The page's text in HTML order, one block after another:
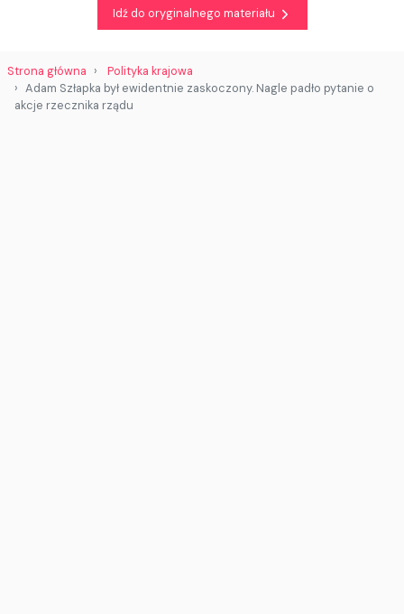
Idź do oryginalnego materiału
Strona główna
Polityka krajowa
Adam Szłapka był ewidentnie zaskoczony. Nagle padło pytanie o
akcje rzecznika rządu